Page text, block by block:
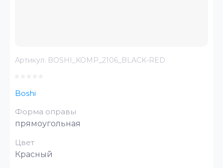
Артикул: BOSHI_KOMP_2106_BLACK-RED
Boshi
Форма оправы
прямоугольная
Цвет
Красный